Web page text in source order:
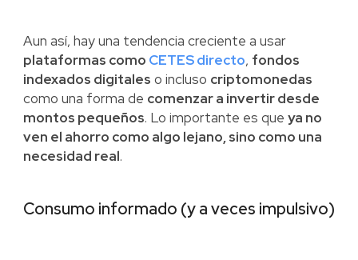
Aun así, hay una tendencia creciente a usar
plataformas como CETES directo, fondos
indexados digitales o incluso criptomonedas
como una forma de comenzar a invertir desde
montos pequeños. Lo importante es que ya no
ven el ahorro como algo lejano, sino como una
necesidad real.
Consumo informado (y a veces impulsivo)